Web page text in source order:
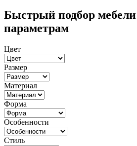
Быстрый подбор
параметрам
Цвет
Размер
Материал
Форма
Особенности
Стиль